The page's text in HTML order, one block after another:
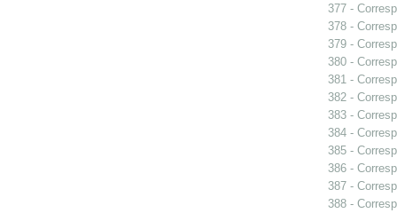
377 -
378 -
379 -
380 -
381 -
382 -
383 -
384 -
385 -
386 -
387 -
388 -